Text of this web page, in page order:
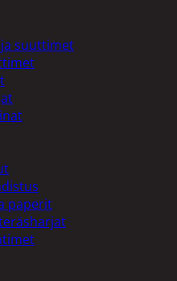
suuttimet
paperit